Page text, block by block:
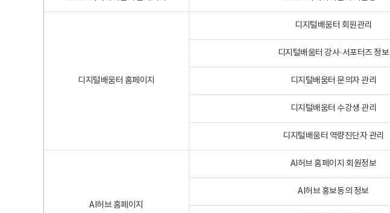
디지털배움터 홈페이지
디지털배움터 회원관리
디지털배움터 강사·서포터즈 정보
디지털배움터 문의자 관리
디지털배움터 수강생 관리
디지털배움터 역량진단자 관리
AI허브 홈페이지
AI허브 홈페이지 회원정보
AI허브 홍보동의 정보